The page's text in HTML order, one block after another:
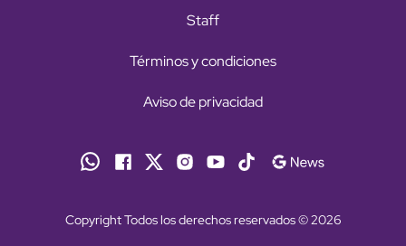
Staff
Términos y condiciones
Aviso de privacidad
Copyright Todos los derechos reservados © 2026